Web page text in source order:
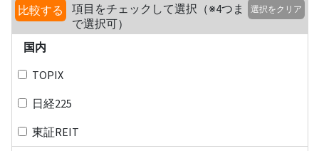
比較する
項目をチェックして選択（※4つま
で選択可）
選択をクリア
国内
TOPIX
日経225
東証REIT